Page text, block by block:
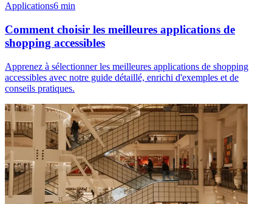
Applications6 min
Comment choisir les meilleures applications de
shopping accessibles
Apprenez à sélectionner les meilleures applications de shopping
accessibles avec notre guide détaillé, enrichi d'exemples et de
conseils pratiques.